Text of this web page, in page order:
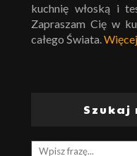
kuchnię włoską i
Zapraszam Cię w
całego Świata.